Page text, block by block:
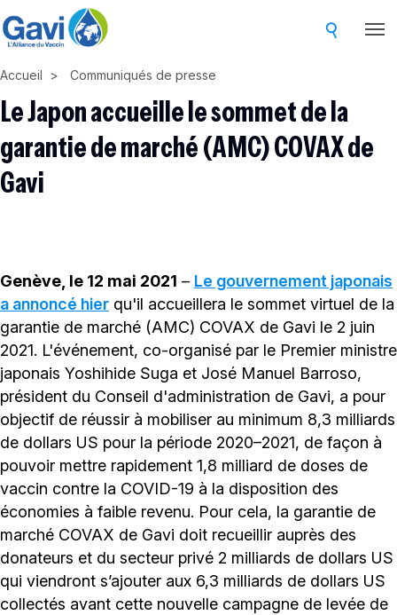
Skip
to
content
Accueil Communiqués de presse
Le Japon accueille le sommet de la
garantie de marché (AMC) COVAX de
Gavi
Genève, le 12 mai 2021 – Le gouvernement japonais
a annoncé hier qu'il accueillera le sommet virtuel de la
garantie de marché (AMC) COVAX de Gavi le 2 juin
2021. L'événement, co-organisé par le Premier ministre
japonais Yoshihide Suga et José Manuel Barroso,
président du Conseil d'administration de Gavi, a pour
objectif de réussir à mobiliser au minimum 8,3 milliards
de dollars US pour la période 2020–2021, de façon à
pouvoir mettre rapidement 1,8 milliard de doses de
vaccin contre la COVID-19 à la disposition des
économies à faible revenu. Pour cela, la garantie de
marché COVAX de Gavi doit recueillir auprès des
donateurs et du secteur privé 2 milliards de dollars US
qui viendront s’ajouter aux 6,3 milliards de dollars US
collectés avant cette nouvelle campagne de levée de